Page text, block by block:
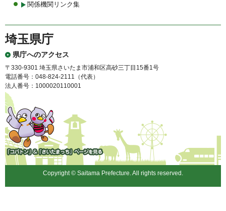
関係機関リンク集
埼玉県庁
県庁へのアクセス
〒330-9301 埼玉県さいたま市浦和区高砂三丁目15番1号
電話番号：048-824-2111（代表）
法人番号：1000020110001
「コバトン」&「さいたまっ
ち」
Copyright © Saitama Prefecture. All rights reserved.